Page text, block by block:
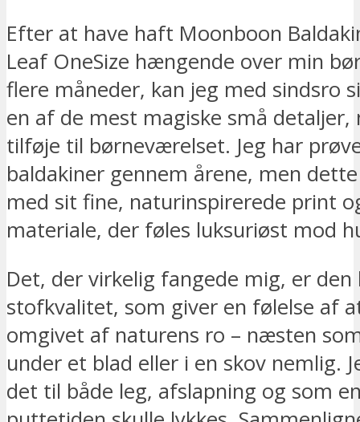
Efter at have haft Moonboon
Leaf OneSize hængende over min
flere måneder, kan jeg med sindsro
en af de mest magiske små detaljer,
tilføje til børneværelset. Jeg har
baldakiner gennem årene, men
med sit fine, naturinspirerede print
materiale, der føles luksuriøst mod
Det, der virkelig fangede mig, er
stofkvalitet, som giver en følelse af
omgivet af naturens ro – næsten
under et blad eller i en skov nemlig.
det til både leg, afslapning og som